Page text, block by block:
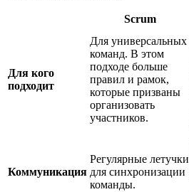
Scrum
Для кого
подходит
Для универсальных
команд. В этом
подходе больше
правил и рамок,
которые призваны
организовать
участников.
Коммуникация
Регулярные летучки
для синхронизации
команды.